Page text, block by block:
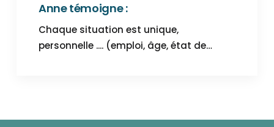
Anne témoigne :
Chaque situation est unique,
personnelle .... (emploi, âge, état de…